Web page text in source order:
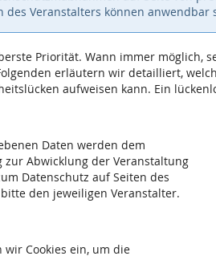
des Veranstalters können anwendbar
Priorität. Wann immer möglich,
erläutern wir detailliert,
aufweisen kann. Ein
Daten werden dem
Abwicklung der Veranstaltung
Datenschutz auf Seiten des
den jeweiligen Veranstalter.
wir Cookies ein, um die